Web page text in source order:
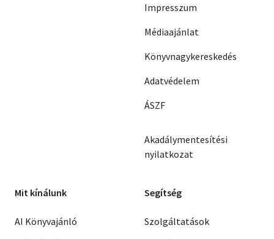
Impresszum
Médiaajánlat
Könyvnagykereskedés
Adatvédelem
ÁSZF
Akadálymentesítési
nyilatkozat
Mit kínálunk
AI Könyvajánló
Segítség
Szolgáltatások